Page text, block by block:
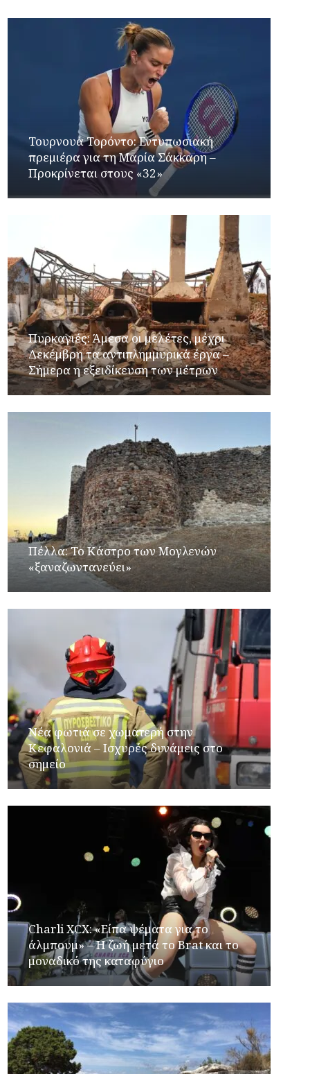
Τουρνουά Τορόντο: Εντυπωσιακή
πρεμιέρα για τη Μαρία Σάκκαρη –
Προκρίνεται στους «32»
Πυρκαγιές: Άμεσα οι μελέτες, μέχρι
Δεκέμβρη τα αντιπλημμυρικά έργα –
Σήμερα η εξειδίκευση των μέτρων
Πέλλα: Το Κάστρο των Μογλενών
«ξαναζωντανεύει»
Νέα φωτιά σε χωματερή στην
Κεφαλονιά – Ισχυρές δυνάμεις στο
σημείο
Charli XCX: «Είπα ψέματα για το
άλμπουμ» – Η ζωή μετά το Brat και το
μοναδικό της καταφύγιο